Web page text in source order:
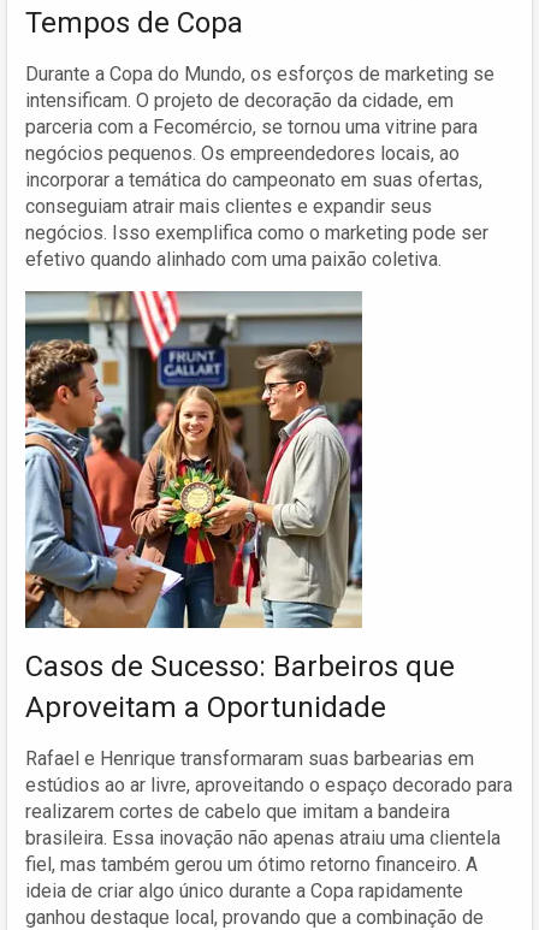
Tempos de Copa
Durante a Copa do Mundo, os esforços de marketing se
intensificam. O projeto de decoração da cidade, em
parceria com a Fecomércio, se tornou uma vitrine para
negócios pequenos. Os empreendedores locais, ao
incorporar a temática do campeonato em suas ofertas,
conseguiam atrair mais clientes e expandir seus
negócios. Isso exemplifica como o marketing pode ser
efetivo quando alinhado com uma paixão coletiva.
Casos de Sucesso: Barbeiros que
Aproveitam a Oportunidade
Rafael e Henrique transformaram suas barbearias em
estúdios ao ar livre, aproveitando o espaço decorado para
realizarem cortes de cabelo que imitam a bandeira
brasileira. Essa inovação não apenas atraiu uma clientela
fiel, mas também gerou um ótimo retorno financeiro. A
ideia de criar algo único durante a Copa rapidamente
ganhou destaque local, provando que a combinação de